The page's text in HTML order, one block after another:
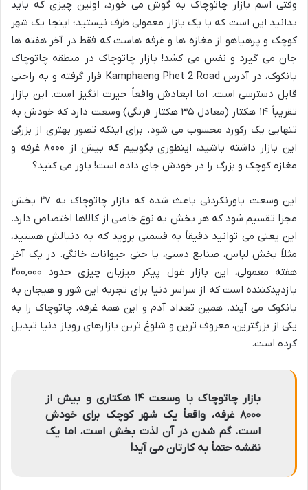
وقتی اسم بازار چاتوچاک به گوش می خورد، اولین چیزی که باید
بدانید این است که با یک بازار معمولی طرف نیستید؛ اینجا یک شهر
کوچک و پرهیاهو از مغازه ها و غرفه هاست که فقط در آخر هفته ها
جان می گیرد و نفس می کشد! بازار چاتوچاک در منطقه چاتوچاک
بانکوک، در آدرس Kamphaeng Phet 2 Road قرار گرفته و به راحتی
قابل دسترسی است. اما ابعادش واقعاً حیرت انگیز است. این بازار
تقریباً ۱۴ هکتار (معادل ۳۵ هکتار فرنگی) وسعت دارد که خودش به
تنهایی یک رکورد محسوب می شود. برای اینکه تصور بهتری از بزرگی
این بازار داشته باشید، اینطوری بگوییم که بیش از ۸۰۰۰ غرفه و
مغازه کوچک و بزرگ را در خودش جای داده است! باور می کنید؟
این وسعت باورنکردنی باعث شده که بازار چاتوچاک به ۲۷ بخش
مجزا تقسیم شود که هر بخش به نوع خاصی از کالاها اختصاص دارد.
این یعنی می توانید دقیقاً به قسمتی بروید که به دنبالش هستید،
مثلاً بخش لباس، صنایع دستی، یا حتی حیوانات خانگی. در یک آخر
هفته معمولی، این بازار غول پیکر میزبان چیزی حدود ۲۰۰,۰۰۰
بازدیدکننده است که از سراسر دنیا برای تجربه این شور و هیجان به
بانکوک می آیند. همین تعداد آدم و این همه غرفه، چاتوچاک را به
یکی از بزرگترین، معروف ترین و شلوغ ترین بازارهای روباز دنیا تبدیل
کرده است.
بازار چاتوچاک با وسعت ۱۴ هکتاری و بیش از
۸۰۰۰ غرفه، واقعاً یک شهر کوچک برای خودش
است. گم شدن در آن لذت بخش است، اما یک
نقشه حتماً به کارتان می آید!